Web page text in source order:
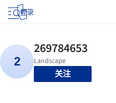
登录
关注